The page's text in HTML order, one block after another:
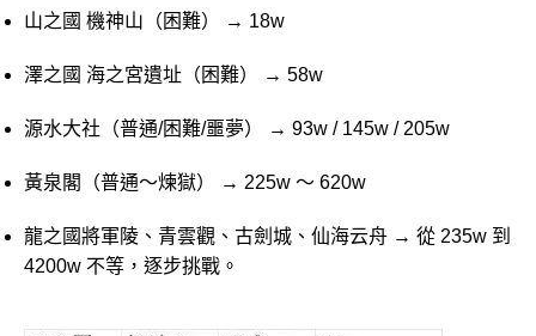
山之國 機神山（困難） → 18w
澤之國 海之宮遺址（困難） → 58w
源水大社（普通/困難/噩夢） → 93w / 145w / 205w
黃泉閣（普通～煉獄） → 225w ～ 620w
龍之國將軍陵、青雲觀、古劍城、仙海云舟 → 從 235w 到
4200w 不等，逐步挑戰。